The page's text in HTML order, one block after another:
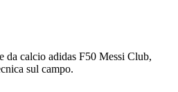
da calcio adidas F50 Messi Club,
sul campo.